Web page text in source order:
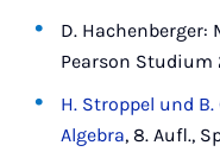
D.
Pearson Studium
H. Stroppel und
Algebra, 8. Aufl.,